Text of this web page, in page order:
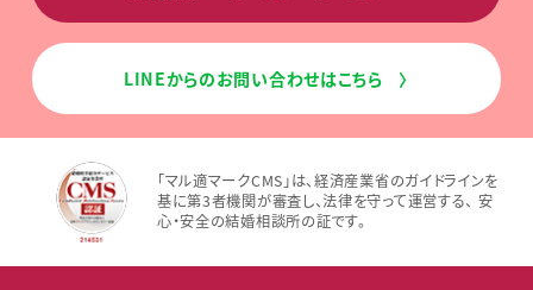
LINEからのお問い合わせはこちら〉
「マル適マークCMS」は、経済産業省のガイドラインを
基に第3者機関が審査し、法律を守って運営する、 安
心・安全の結婚相談所の証です。